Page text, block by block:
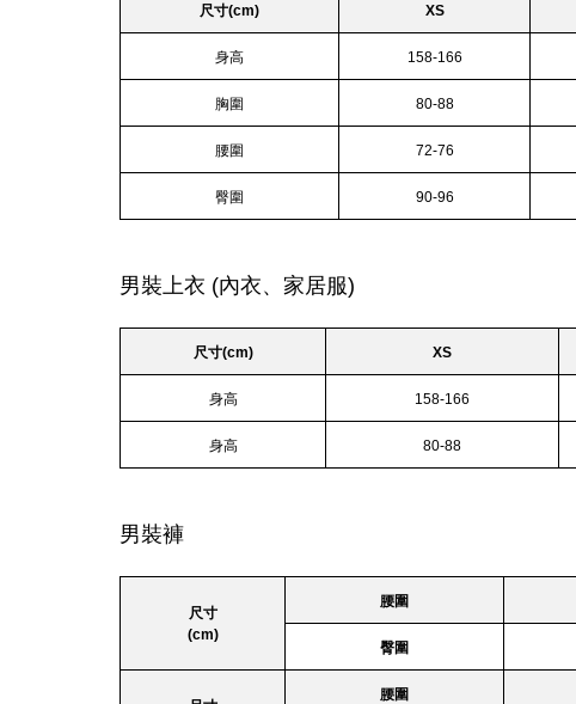
尺寸(cm) XS
身高 158-166
胸圍 80-88
腰圍 72-76
臀圍 90-96
男裝上衣 (內衣、家居服)
尺寸(cm) XS
身高 158-166
身高 80-88
男裝褲
尺寸
(cm)
腰圍
臀圍
腰圍